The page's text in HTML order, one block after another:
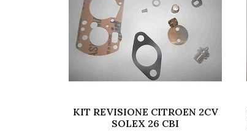
KIT REVISIONE CITROEN 2CV
SOLEX 26 CBI